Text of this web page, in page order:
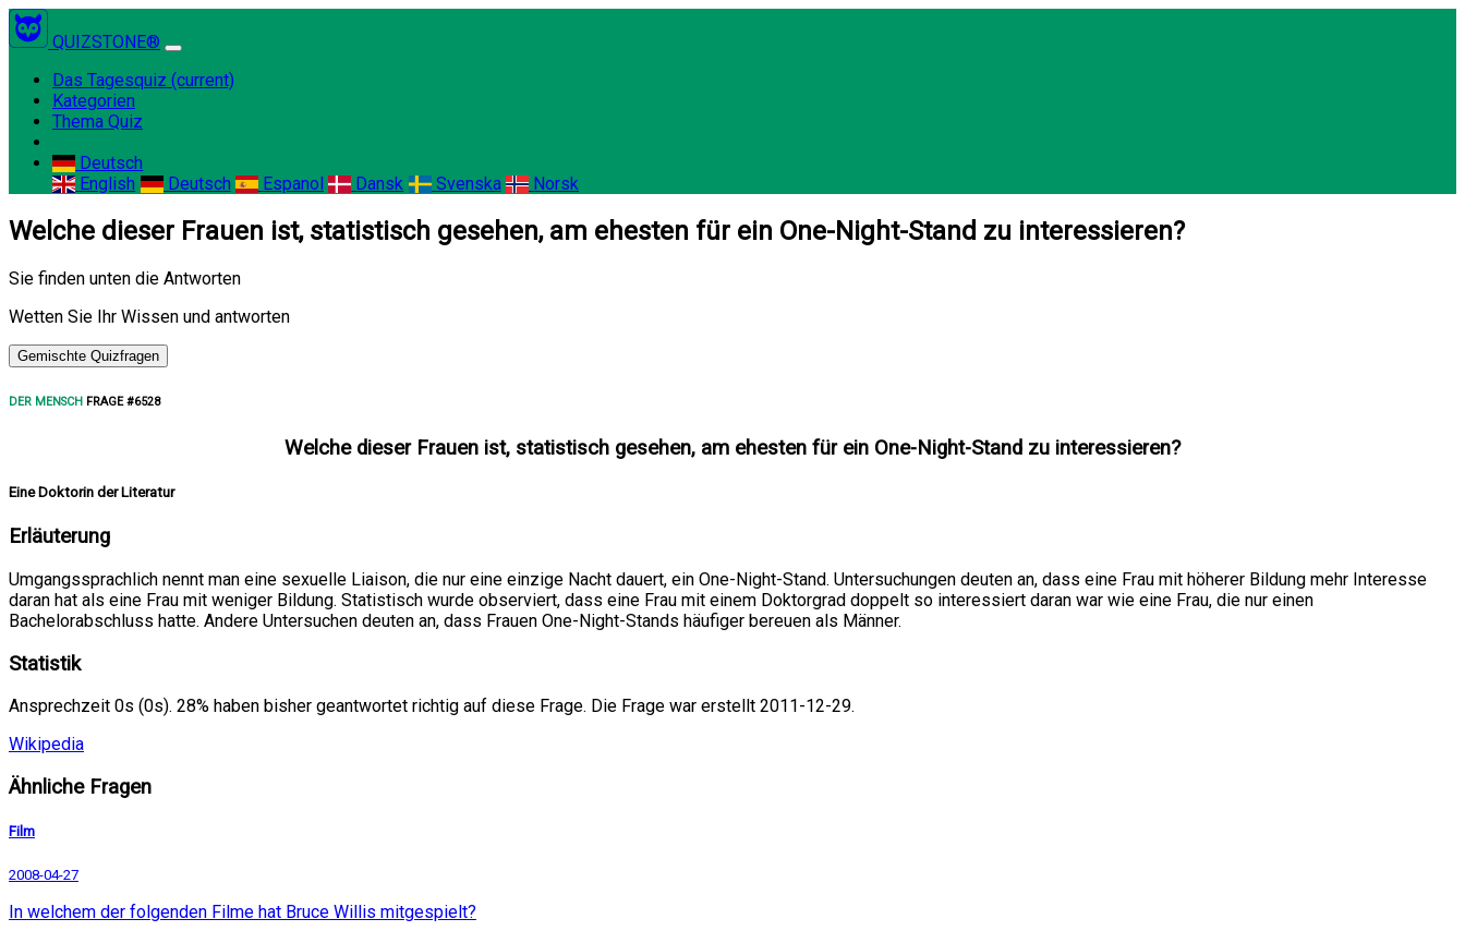
QUIZSTONE®
Das Tagesquiz (current)
Kategorien
Thema Quiz
Deutsch
English
Deutsch Espanol Dansk Svenska Norsk
Welche dieser Frauen ist, statistisch gesehen, am ehesten für ein One-Night-Stand zu interessieren?
Sie finden unten die Antworten
Wetten Sie Ihr Wissen und antworten
Gemischte Quizfragen
DER MENSCH FRAGE #6528
Welche dieser Frauen ist, statistisch gesehen, am ehesten für ein One-Night-Stand zu interessieren?
Eine Doktorin der Literatur
Erläuterung
Umgangssprachlich nennt man eine sexuelle Liaison, die nur eine einzige Nacht dauert, ein One-Night-Stand. Untersuchungen deuten an, dass eine Frau mit höherer Bildung mehr Interesse
daran hat als eine Frau mit weniger Bildung. Statistisch wurde observiert, dass eine Frau mit einem Doktorgrad doppelt so interessiert daran war wie eine Frau, die nur einen
Bachelorabschluss hatte. Andere Untersuchen deuten an, dass Frauen One-Night-Stands häufiger bereuen als Männer.
Statistik
Ansprechzeit 0s (0s). 28% haben bisher geantwortet richtig auf diese Frage. Die Frage war erstellt 2011-12-29.
Wikipedia
Ähnliche Fragen
Film
2008-04-27
In welchem der folgenden Filme hat Bruce Willis mitgespielt?